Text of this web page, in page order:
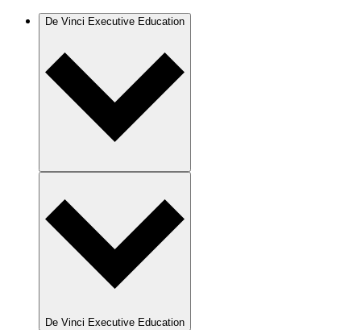
De Vinci Executive Education
De Vinci Executive Education